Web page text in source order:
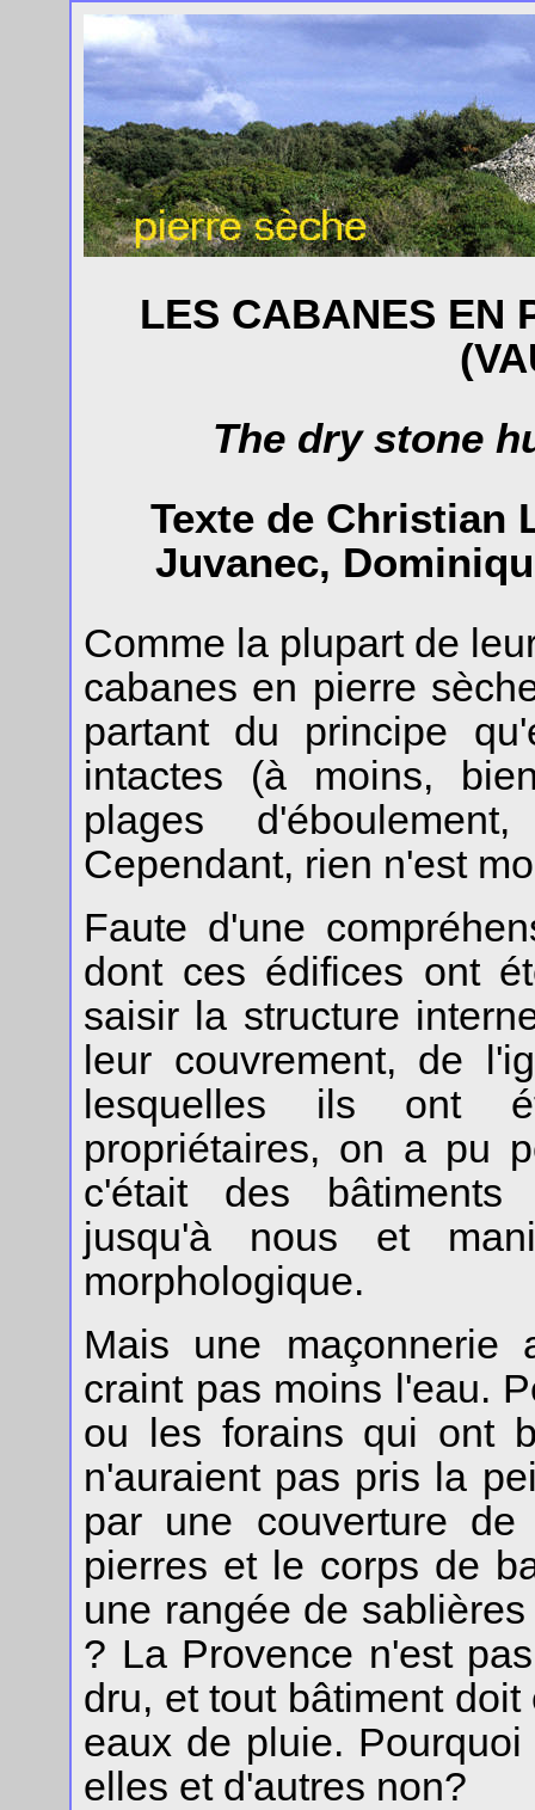
LES CABANES EN
The dry stone
Texte de Christian
Juvanec,
Comme la plupart de
cabanes en pierre
partant du principe
intactes (à moins,
plages
Cependant, rien n'est
Faute d'une
dont ces édifices ont
saisir la structure
leur couvrement, de
lesquelles ils ont
propriétaires, on a pu
c'était des bâtiments
jusqu'à nous et
morphologique.
Mais une
craint pas moins l'eau.
ou les forains qui ont
n'auraient pas pris la
par une couverture
pierres et le corps de
une rangée de
? La Provence n'est
dru, et tout bâtiment
eaux de pluie.
elles et d'autres non?